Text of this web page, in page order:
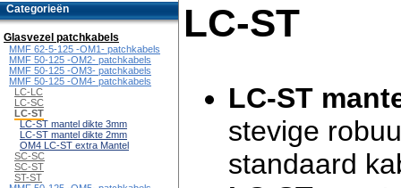
LC-ST
LC-ST
stevige
standaard
Categorieën
Glasvezel patchkabels
MMF 62-5-125 -OM1- patchkabels
MMF 50-125 -OM2- patchkabels
MMF 50-125 -OM3- patchkabels
MMF 50-125 -OM4- patchkabels
LC-LC
LC-SC
LC-ST
LC-ST mantel dikte 3mm
LC-ST mantel dikte 2mm
OM4 LC-ST extra Mantel
SC-SC
SC-ST
ST-ST